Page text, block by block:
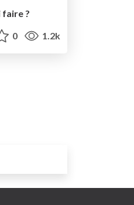
?
0 1.2k